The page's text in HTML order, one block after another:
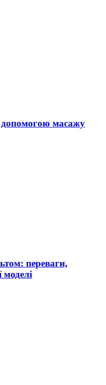
допомогою масажу
переваги,
моделі